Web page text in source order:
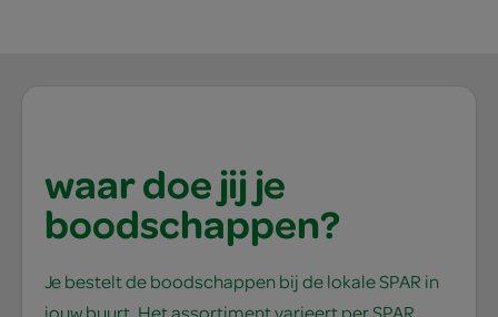
waar doe jij je
boodschappen?
Je bestelt de boodschappen bij de lokale SPAR in
jouw buurt. Het assortiment varieert per SPAR